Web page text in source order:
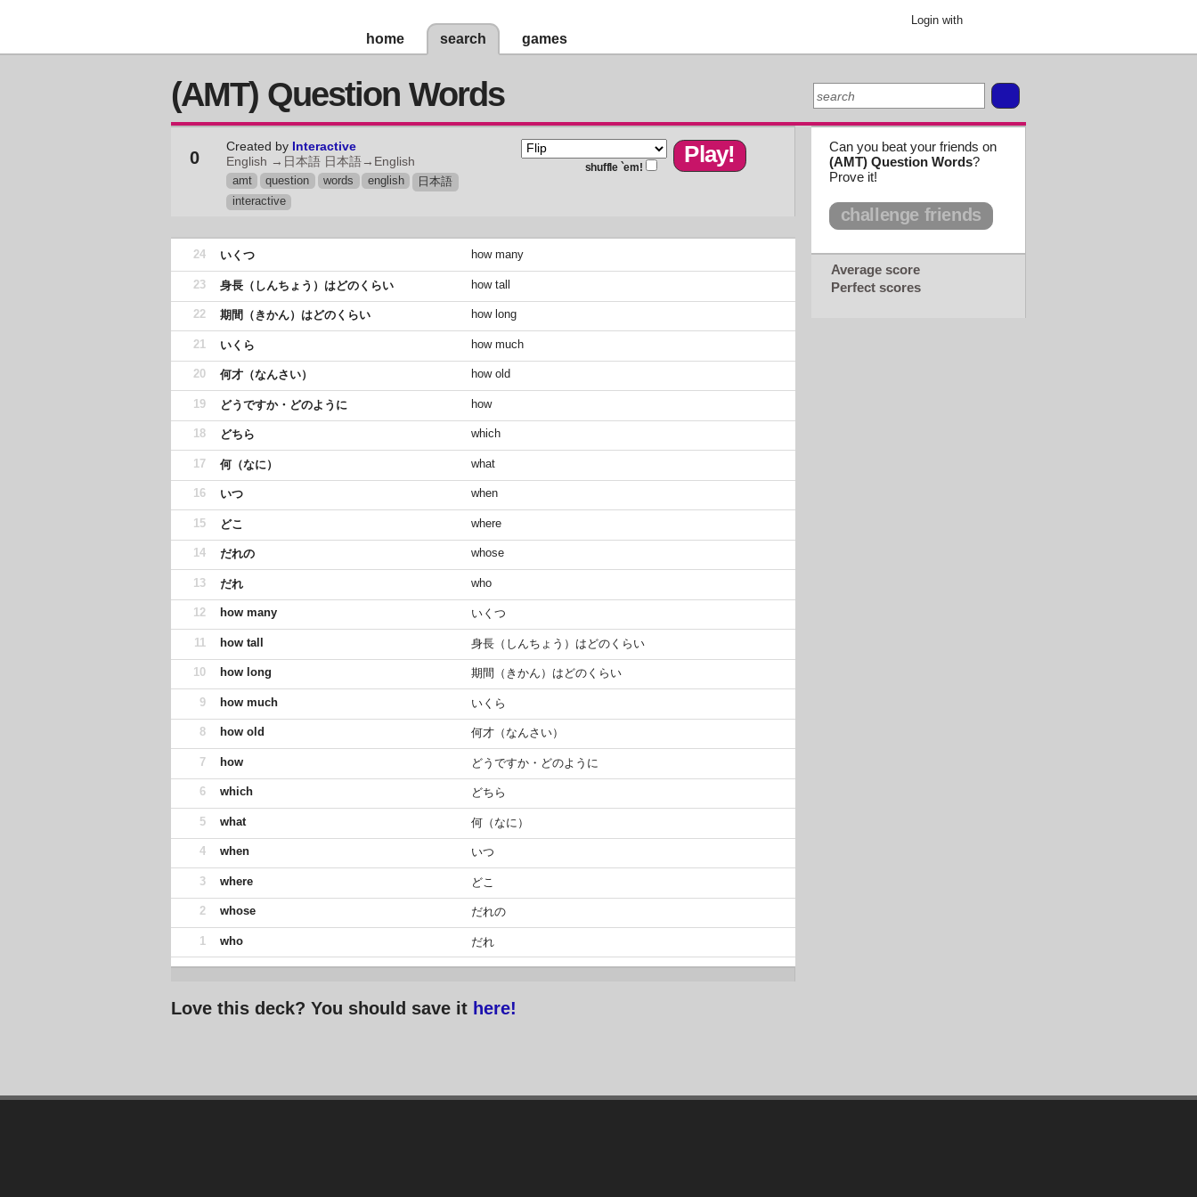
home search games
Login with
(AMT) Question Words
0
Created by Interactive
English →日本語 日本語→English
amt question words english
日本語
interactive
shuffle `em!
24 いくつ how many
23 身長（しんちょう）はどのくらい how tall
22 期間（きかん）はどのくらい how long
21 いくら how much
20 何才（なんさい） how old
19 どうですか・どのように how
18 どちら which
17 何（なに） what
16 いつ when
15 どこ where
14 だれの whose
13 だれ who
12 how many いくつ
11 how tall 身長（しんちょう）はどのくらい
10 how long 期間（きかん）はどのくらい
9 how much いくら
8 how old 何才（なんさい）
7 how どうですか・どのように
6 which どちら
5 what 何（なに）
4 when いつ
3 where どこ
2 whose だれの
1 who だれ
Love this deck? You should save it here!
Can you beat your friends on
(AMT) Question Words?
Prove it!
challenge friends
Average score
Perfect scores